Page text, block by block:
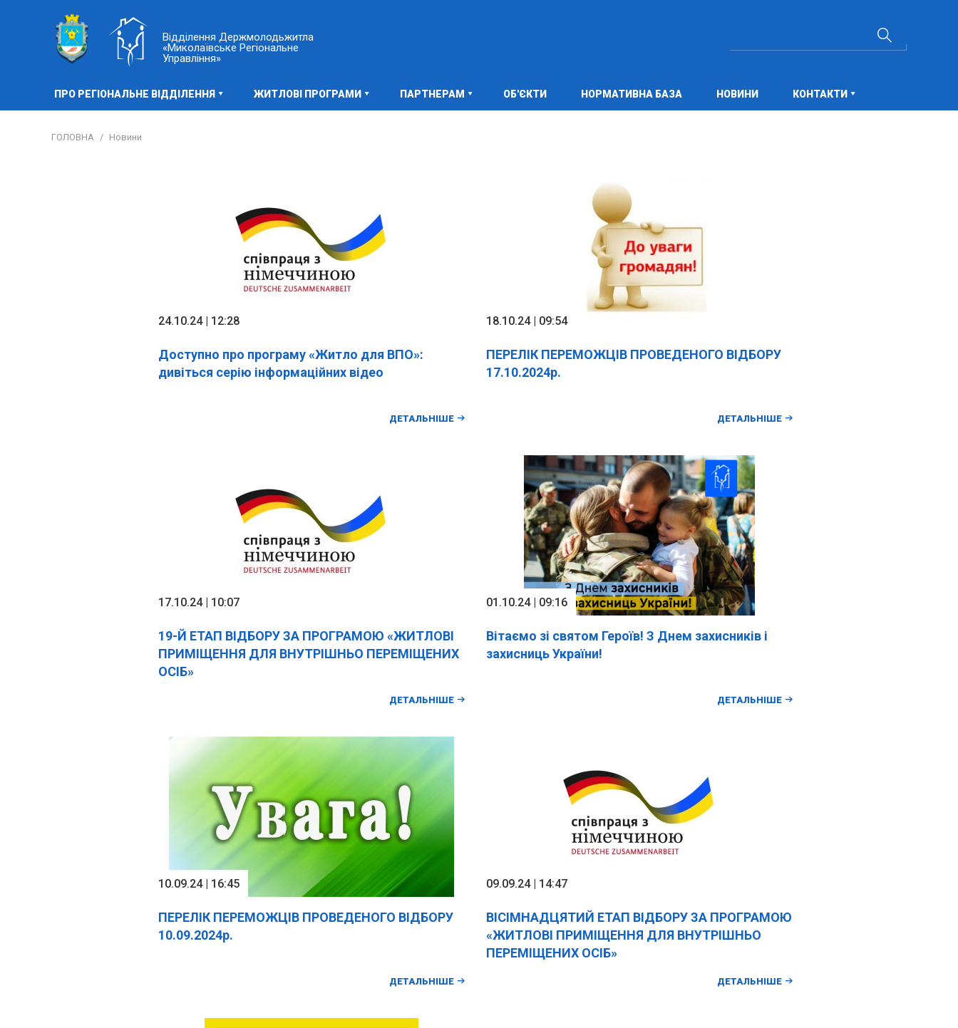
Відділення Держмолодьжитла
«Миколаївське Регіональне
Управління»
ПРО РЕГІОНАЛЬНЕ ВІДДІЛЕННЯ ЖИТЛОВІ ПРОГРАМИ ПАРТНЕРАМ ОБ'ЄКТИ НОРМАТИВНА БАЗА НОВИНИ КОНТАКТИ
ГОЛОВНА / Новини
24.10.24 | 12:28
Доступно про програму «Житло для ВПО»:
дивіться серію інформаційних відео
ДЕТАЛЬНІШЕ
18.10.24 | 09:54
ПЕРЕЛІК ПЕРЕМОЖЦІВ ПРОВЕДЕНОГО ВІДБОРУ
17.10.2024р.
ДЕТАЛЬНІШЕ
17.10.24 | 10:07
19-Й ЕТАП ВІДБОРУ ЗА ПРОГРАМОЮ «ЖИТЛОВІ
ПРИМІЩЕННЯ ДЛЯ ВНУТРІШНЬО ПЕРЕМІЩЕНИХ
ОСІБ»
ДЕТАЛЬНІШЕ
01.10.24 | 09:16
Вітаємо зі святом Героїв! З Днем захисників і
захисниць України!
ДЕТАЛЬНІШЕ
10.09.24 | 16:45
ПЕРЕЛІК ПЕРЕМОЖЦІВ ПРОВЕДЕНОГО ВІДБОРУ
10.09.2024р.
ДЕТАЛЬНІШЕ
09.09.24 | 14:47
ВІСІМНАДЦЯТИЙ ЕТАП ВІДБОРУ ЗА ПРОГРАМОЮ
«ЖИТЛОВІ ПРИМІЩЕННЯ ДЛЯ ВНУТРІШНЬО
ПЕРЕМІЩЕНИХ ОСІБ»
ДЕТАЛЬНІШЕ